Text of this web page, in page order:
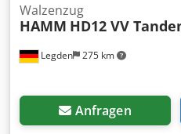
Legden 275 km
Walzenzug
HAMM HD12 VV
Anfragen